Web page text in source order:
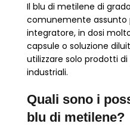
Il blu di metilene di
comunemente assunto
integratore, in dosi
capsule o soluzione
utilizzare solo prodotti di
industriali.
Quali sono i
blu di metilene?